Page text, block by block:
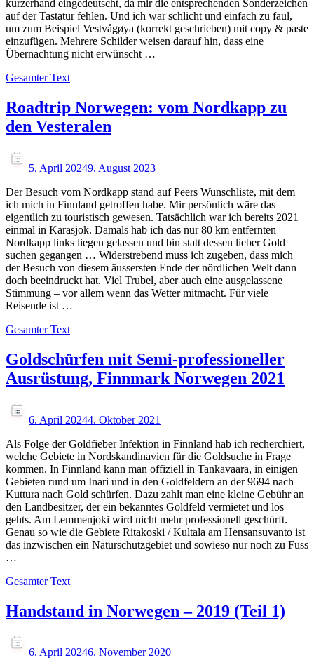
kurzerhand eingedeutscht, da mir die entsprechenden Sonderzeichen
auf der Tastatur fehlen. Und ich war schlicht und einfach zu faul,
um zum Beispiel Vestvågøya (korrekt geschrieben) mit copy & paste
einzufügen. Mehrere Schilder weisen darauf hin, dass eine
Übernachtung nicht erwünscht …
Gesamter Text
Roadtrip Norwegen: vom Nordkapp zu
den Vesteralen
5. April 20249. August 2023
Der Besuch vom Nordkapp stand auf Peers Wunschliste, mit dem
ich mich in Finnland getroffen habe. Mir persönlich wäre das
eigentlich zu touristisch gewesen. Tatsächlich war ich bereits 2021
einmal in Karasjok. Damals hab ich das nur 80 km entfernten
Nordkapp links liegen gelassen und bin statt dessen lieber Gold
suchen gegangen … Widerstrebend muss ich zugeben, dass mich
der Besuch von diesem äussersten Ende der nördlichen Welt dann
doch beeindruckt hat. Viel Trubel, aber auch eine ausgelassene
Stimmung – vor allem wenn das Wetter mitmacht. Für viele
Reisende ist …
Gesamter Text
Goldschürfen mit Semi-professioneller
Ausrüstung, Finnmark Norwegen 2021
6. April 20244. Oktober 2021
Als Folge der Goldfieber Infektion in Finnland hab ich recherchiert,
welche Gebiete in Nordskandinavien für die Goldsuche in Frage
kommen. In Finnland kann man offiziell in Tankavaara, in einigen
Gebieten rund um Inari und in den Goldfeldern an der 9694 nach
Kuttura nach Gold schürfen. Dazu zahlt man eine kleine Gebühr an
den Landbesitzer, der ein bekanntes Goldfeld vermietet und los
gehts. Am Lemmenjoki wird nicht mehr professionell geschürft.
Genau so wie die Gebiete Ritakoski / Kultala am Hensansuvanto ist
das inzwischen ein Naturschutzgebiet und sowieso nur noch zu Fuss
…
Gesamter Text
Handstand in Norwegen – 2019 (Teil 1)
6. April 20246. November 2020